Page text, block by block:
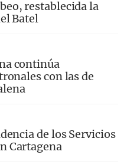
restablecida la
Batel
continúa
con las de
de los Servicios
Cartagena